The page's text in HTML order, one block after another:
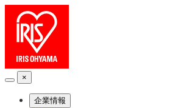
×
企業情報